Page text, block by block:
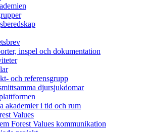
inspel och dokumentation
och referensgrupp
djursjukdomar
akademier i tid och rum
Values
Forest Values kommunikation